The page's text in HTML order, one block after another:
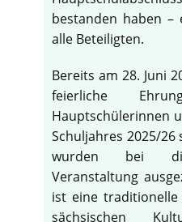
bestanden haben
alle Beteiligten.
Bereits am 28. Juni
feierliche
Hauptschülerinnen
Schuljahres 2025/
wurden bei
Veranstaltung
ist eine traditionelle
sächsischen